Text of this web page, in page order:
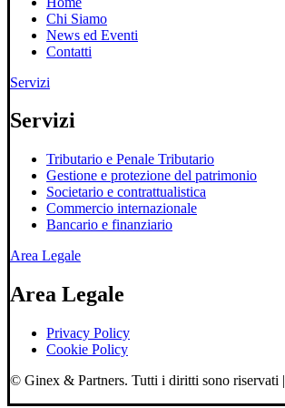
Chi Siamo
News ed Eventi
Contatti
Servizi
Servizi
Tributario e Penale Tributario
Gestione e protezione del patrimonio
Societario e contrattualistica
Commercio internazionale
Bancario e finanziario
Area Legale
Area Legale
Privacy Policy
Cookie Policy
© Ginex & Partners. Tutti i diritti sono riservati |